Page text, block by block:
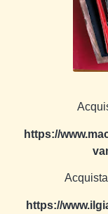
https://
https://